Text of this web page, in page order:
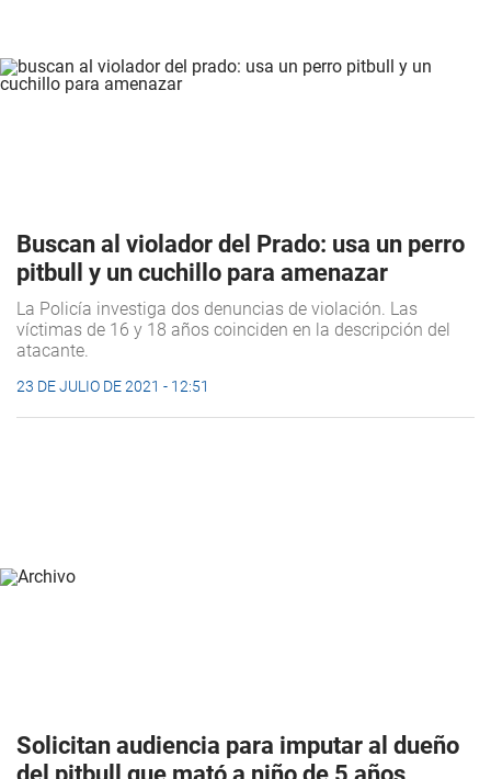
Buscan al violador del Prado: usa un perro
pitbull y un cuchillo para amenazar
La Policía investiga dos denuncias de violación. Las
víctimas de 16 y 18 años coinciden en la descripción del
atacante.
23 DE JULIO DE 2021 - 12:51
Solicitan audiencia para imputar al dueño
del pitbull que mató a niño de 5 años